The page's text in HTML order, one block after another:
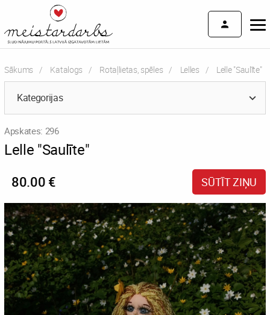
Sākums Katalogs Rotaļlietas, spēles Lelles Current:
Lelle "Saulīte"
Kategorijas
Apskates: 296
Lelle "Saulīte"
80.00 € SŪTĪT ZIŅU